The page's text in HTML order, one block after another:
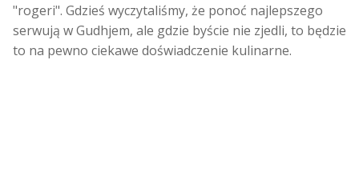
"rogeri". Gdzieś wyczytaliśmy, że ponoć najlepszego
serwują w Gudhjem, ale gdzie byście nie zjedli, to będzie
to na pewno ciekawe doświadczenie kulinarne.